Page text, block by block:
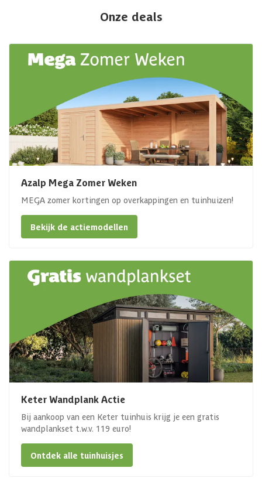
Onze deals
Azalp Mega Zomer Weken
MEGA zomer kortingen op overkappingen en tuinhuizen!
Bekijk de actiemodellen
Keter Wandplank Actie
Bij aankoop van een Keter tuinhuis krijg je een gratis
wandplankset t.w.v. 119 euro!
Ontdek alle tuinhuisjes